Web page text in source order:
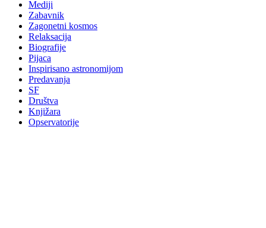
Mediji
Zabavnik
Zagonetni kosmos
Relaksacija
Biografije
Pijaca
Inspirisano astronomijom
Predavanja
SF
Društva
Knjižara
Opservatorije